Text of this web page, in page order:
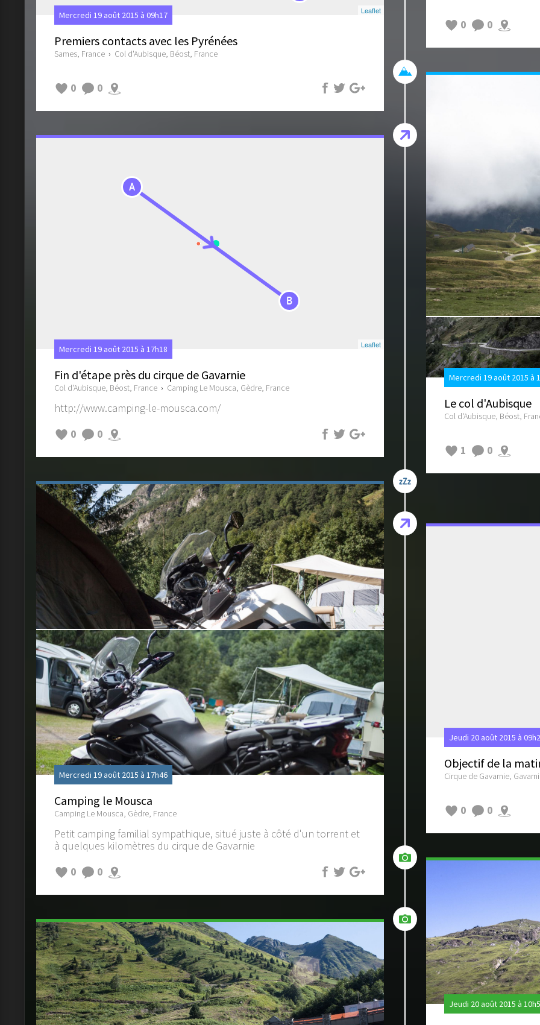
0 0
Leaflet
Mercredi 19 août 2015 à 09h17
Premiers contacts avec les Pyrénées
Sames, France › Col d'Aubisque, Béost, France
0 0
Mercredi 19 août 2015 à
Le col d'Aubisque
Col d'Aubisque, Béost,
1 0
A
B
Leaflet
Mercredi 19 août 2015 à 17h18
Fin d'étape près du cirque de Gavarnie
Col d'Aubisque, Béost, France › Camping Le Mousca, Gèdre, France
http://www.camping-le-mousca.com/
0
0
Mercredi 19 août 2015 à 17h46
Camping le Mousca
Camping Le Mousca, Gèdre, France
Petit camping familial sympathique, situé juste à côté d'un torrent et
à quelques kilomètres du cirque de Gavarnie
0
0
Jeudi 20 août 2015 à
Objectif de la
Cirque de Gavarnie,
0 0
Jeudi 20 août 2015 à